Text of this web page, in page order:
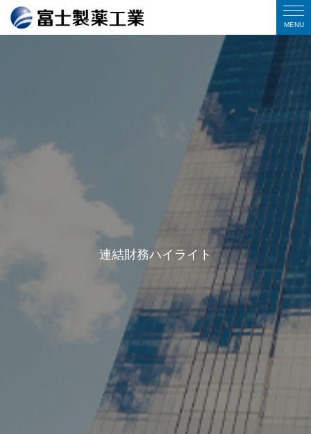
連結財務ハイライト